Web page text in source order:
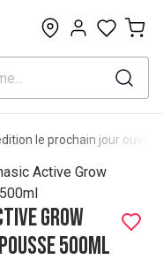
0
le prochain jour
Active Grow
Grow
500ml